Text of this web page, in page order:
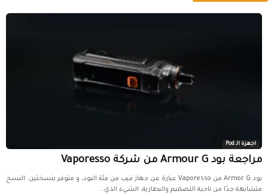
اجهزة الـ Pod
مراجعة بود Armour G من شركة Vaporesso
بود Armor G من Vaporesso عبارة عن جهاز فيب من فئة البود، و متوفر بنسختين. النسخ
متشابهة جدًا من ناحية التصميم والبطارية، الشيء الذي...